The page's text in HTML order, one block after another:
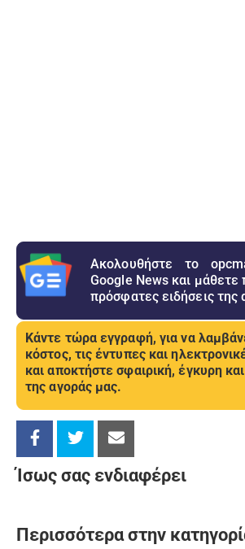
Ακολουθήστε το
Google News και μάθετε
πρόσφατες ειδήσεις της
Κάντε τώρα εγγραφή, για να
κόστος, τις έντυπες και
και αποκτήστε σφαιρική, έγκυρη
της αγοράς μας.
Ίσως σας ενδιαφέρει
Περισσότερα στην